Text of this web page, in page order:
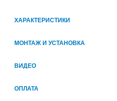
ХАРАКТЕРИСТИКИ
МОНТАЖ И УСТАНОВКА
ВИДЕО
ОПЛАТА